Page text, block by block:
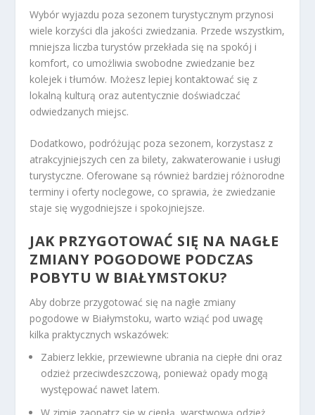
Wybór wyjazdu poza sezonem turystycznym przynosi
wiele korzyści dla jakości zwiedzania. Przede wszystkim,
mniejsza liczba turystów przekłada się na spokój i
komfort, co umożliwia swobodne zwiedzanie bez
kolejek i tłumów. Możesz lepiej kontaktować się z
lokalną kulturą oraz autentycznie doświadczać
odwiedzanych miejsc.
Dodatkowo, podróżując poza sezonem, korzystasz z
atrakcyjniejszych cen za bilety, zakwaterowanie i usługi
turystyczne. Oferowane są również bardziej różnorodne
terminy i oferty noclegowe, co sprawia, że zwiedzanie
staje się wygodniejsze i spokojniejsze.
JAK PRZYGOTOWAĆ SIĘ NA NAGŁE
ZMIANY POGODOWE PODCZAS
POBYTU W BIAŁYMSTOKU?
Aby dobrze przygotować się na nagłe zmiany
pogodowe w Białymstoku, warto wziąć pod uwagę
kilka praktycznych wskazówek:
Zabierz lekkie, przewiewne ubrania na ciepłe dni oraz
odzież przeciwdeszczową, ponieważ opady mogą
występować nawet latem.